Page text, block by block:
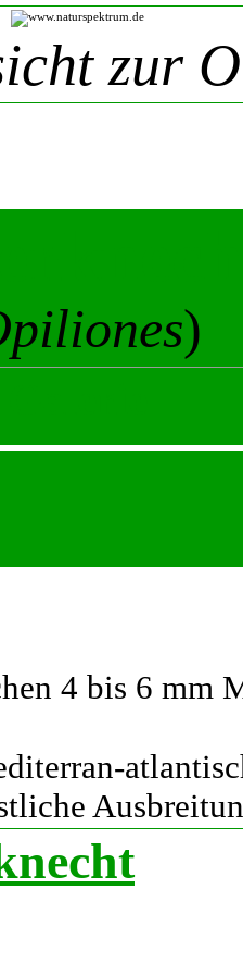
zur
)
4 bis 6 mm